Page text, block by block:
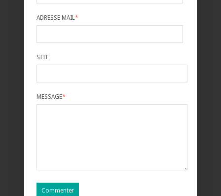
ADRESSE MAIL*
SITE
MESSAGE*